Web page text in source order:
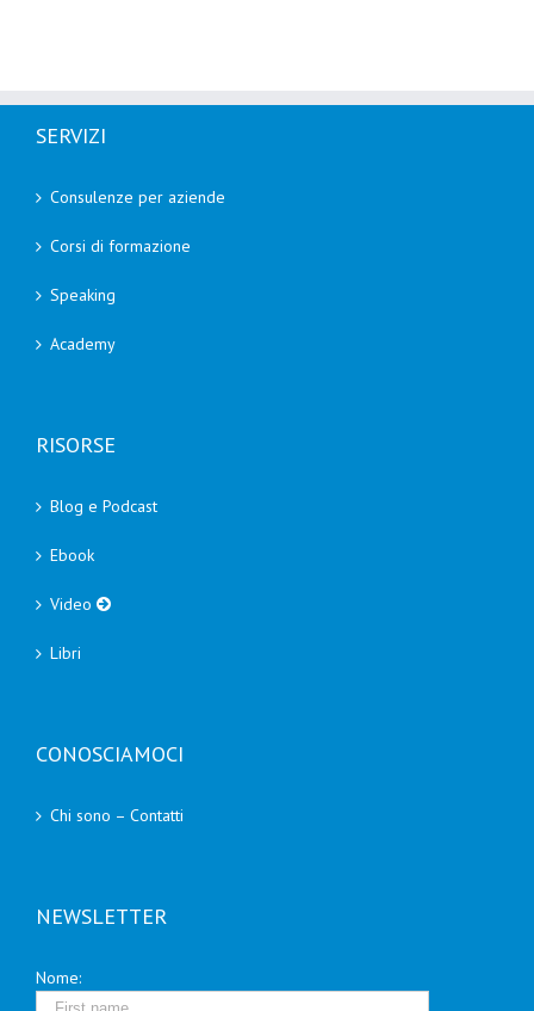
SERVIZI
Consulenze per aziende
Corsi di formazione
Speaking
Academy
RISORSE
Blog e Podcast
Ebook
Video
Libri
CONOSCIAMOCI
Chi sono – Contatti
NEWSLETTER
Nome: